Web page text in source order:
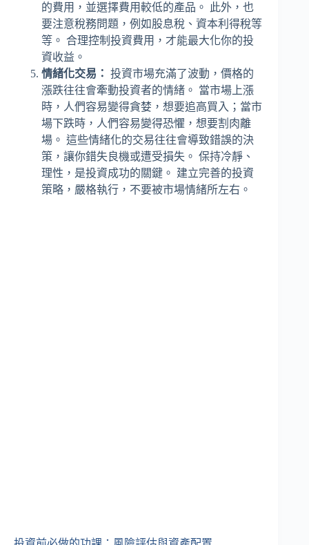
的費用，並選擇費用較低的產品。 此外，也
要注意稅務問題，例如股息稅、資本利得稅等
等。 合理控制投資費用，才能最大化你的投
資收益。
情緒化交易： 投資市場充滿了波動，價格的
漲跌往往會牽動投資者的情緒。 當市場上漲
時，人們容易變得貪婪，想要追高買入；當市
場下跌時，人們容易變得恐懼，想要割肉離
場。 這些情緒化的交易往往會導致錯誤的決
策，讓你錯失良機或遭受損失。 保持冷靜、
理性，是投資成功的關鍵。 建立完善的投資
策略，嚴格執行，不要被市場情緒所左右。